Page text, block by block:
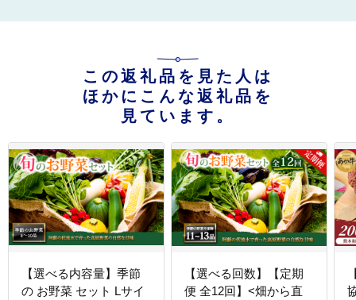
この返礼品を見た人は
ほかにこんな返礼品を
見ています。
【選べる内容量】季節
の お野菜 セット Lサイ
【選べる回数】【定期
便 全12回】<畑から直